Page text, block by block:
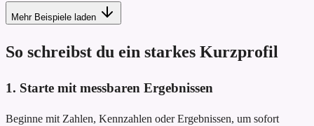
Mehr Beispiele laden
So schreibst du ein starkes Kurzprofil
1. Starte mit messbaren Ergebnissen
Beginne mit Zahlen, Kennzahlen oder Ergebnissen, um sofort